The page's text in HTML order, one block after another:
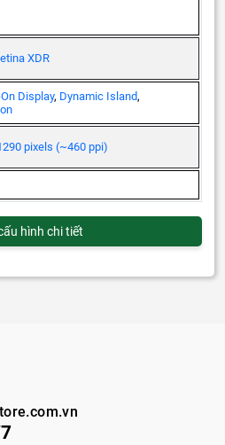
XDR
Display, Dynamic Island,
pixels (~460 ppi)
hình chi tiết